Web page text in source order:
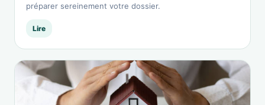
préparer sereinement votre dossier.
Lire